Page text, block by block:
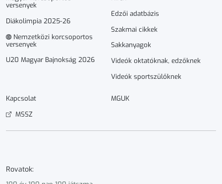
versenyek
Diákolimpia 2025-26
Nemzetközi korcsoportos
versenyek
U20 Magyar Bajnokság 2026
Edzői adatbázis
Szakmai cikkek
Sakkanyagok
Videók oktatóknak, edzőknek
Videók sportszülőknek
Kapcsolat
MGUK
MSSZ
Rovatok: